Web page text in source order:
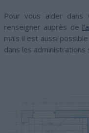
Pour vous aider dans
renseigner auprès de
mais il est aussi
dans les administrations